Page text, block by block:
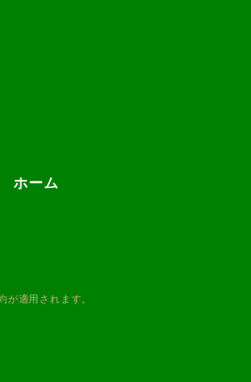
ホーム
が適用されます。